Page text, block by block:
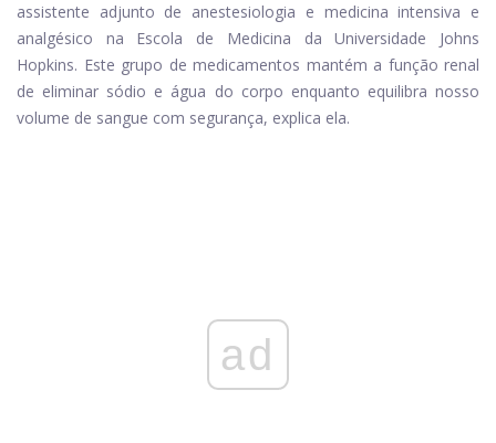
assistente adjunto de anestesiologia e medicina intensiva e
analgésico na Escola de Medicina da Universidade Johns
Hopkins. Este grupo de medicamentos mantém a função renal
de eliminar sódio e água do corpo enquanto equilibra nosso
volume de sangue com segurança, explica ela.
ad